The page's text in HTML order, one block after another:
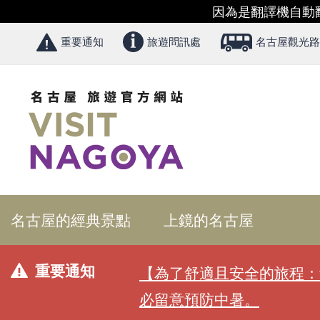
因為是翻譯機自動
重要通知 旅遊問訊處 名古屋觀光
名古屋的經典景點 上鏡的名古屋
重要通知
【為了舒適且安全的旅程
必留意預防中暑。